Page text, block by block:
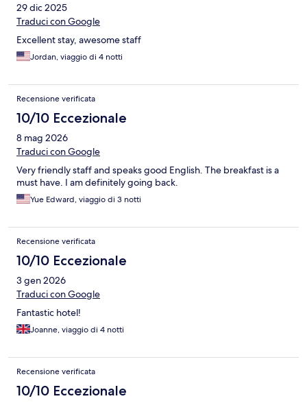
29 dic 2025
Traduci con Google
Excellent stay, awesome staff
Jordan, viaggio di 4 notti
Recensione verificata
10/10 Eccezionale
8 mag 2026
Traduci con Google
Very friendly staff and speaks good English. The breakfast is a
must have. I am definitely going back.
Yue Edward, viaggio di 3 notti
Recensione verificata
10/10 Eccezionale
3 gen 2026
Traduci con Google
Fantastic hotel!
Joanne, viaggio di 4 notti
Recensione verificata
10/10 Eccezionale